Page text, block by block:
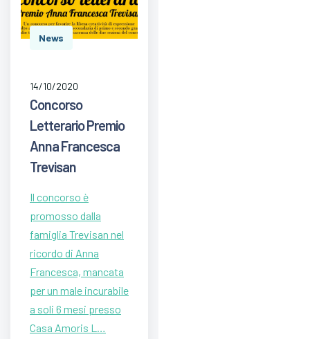
News
14/10/2020
Concorso
Letterario Premio
Anna Francesca
Trevisan
Il concorso è
promosso dalla
famiglia Trevisan nel
ricordo di Anna
Francesca, mancata
per un male incurabile
a soli 6 mesi presso
Casa Amoris L…